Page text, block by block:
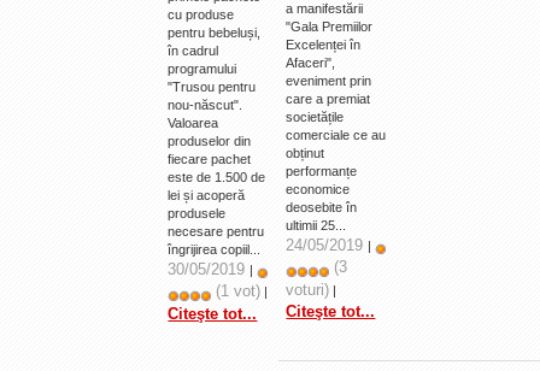
cu produse
pentru bebeluși,
în cadrul
programului
"Trusou pentru
nou-născut".
Valoarea
produselor din
fiecare pachet
este de 1.500 de
lei și acoperă
produsele
necesare pentru
îngrijirea copiil...
30/05/2019 |
(1 vot)
Citeşte tot...
a manifestării
"Gala Premiilor
Excelenței în
Afaceri",
eveniment prin
care a premiat
societățile
comerciale ce au
obținut
performanțe
economice
deosebite în
ultimii 25...
24/05/2019 |
voturi) |
Citeşte tot...